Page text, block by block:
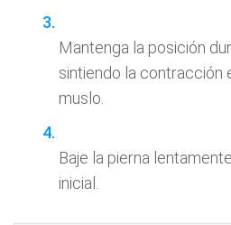
Mantenga la posición
sintiendo la contracción
muslo.
Baje la pierna
inicial.